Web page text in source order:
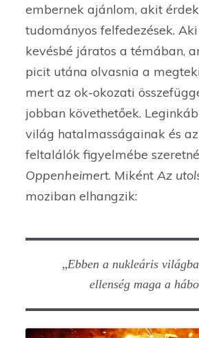
embernek ajánlom, akit
tudományos felfedezések.
kevésbé járatos a témában,
picit utána olvasnia a
mert az ok-okozati
jobban követhetőek.
világ hatalmasságainak és
feltalálók figyelmébe
Oppenheimert. MikéntAz
moziban elhangzik:
„Ebben a nukleáris
ellenség maga a